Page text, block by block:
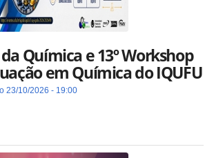
Química e 13º Workshop
em Química do IQUFU
23/10/2026 - 19:00